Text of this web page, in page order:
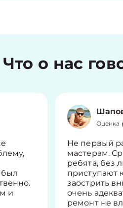
Что о нас
был
и
Оценка
Не первый
мастерам.
ребята, без
приступают
заострить
очень
ремонт не